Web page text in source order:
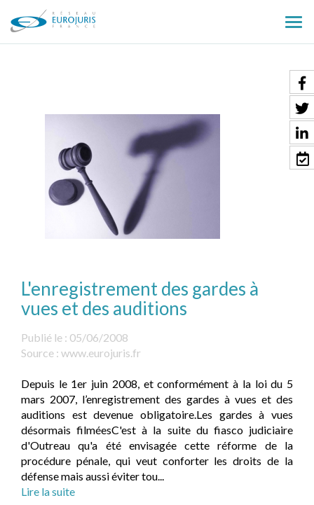
le
L'enregistrement des gardes à
vues et des auditions
Publié le : 05/06/2008
Source : www.eurojuris.fr
Depuis le 1er juin 2008, et conformément à la loi du 5
mars 2007, l’enregistrement des gardes à vues et des
auditions est devenue obligatoire.Les gardes à vues
désormais filméesC'est à la suite du fiasco judiciaire
d'Outreau qu'a été envisagée cette réforme de la
procédure pénale, qui veut conforter les droits de la
défense mais aussi éviter tou...
Lire la suite